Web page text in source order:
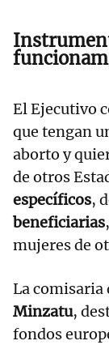
El Ejecutivo
que tengan
aborto y
de otros
específicos,
beneficiarias
mujeres de
La comisaria
Minzatu,
fondos